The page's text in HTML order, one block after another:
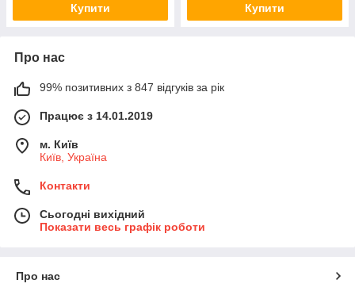
Купити Купити
Про нас
99% позитивних з 847 відгуків за рік
Працює з 14.01.2019
м. Київ
Київ, Україна
Контакти
Сьогодні вихідний
Показати весь графік роботи
Про нас